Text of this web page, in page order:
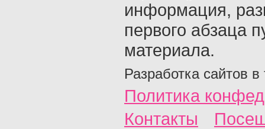
информация,
первого абзаца
материала.
Разработка сайтов в
Политика
Контакты